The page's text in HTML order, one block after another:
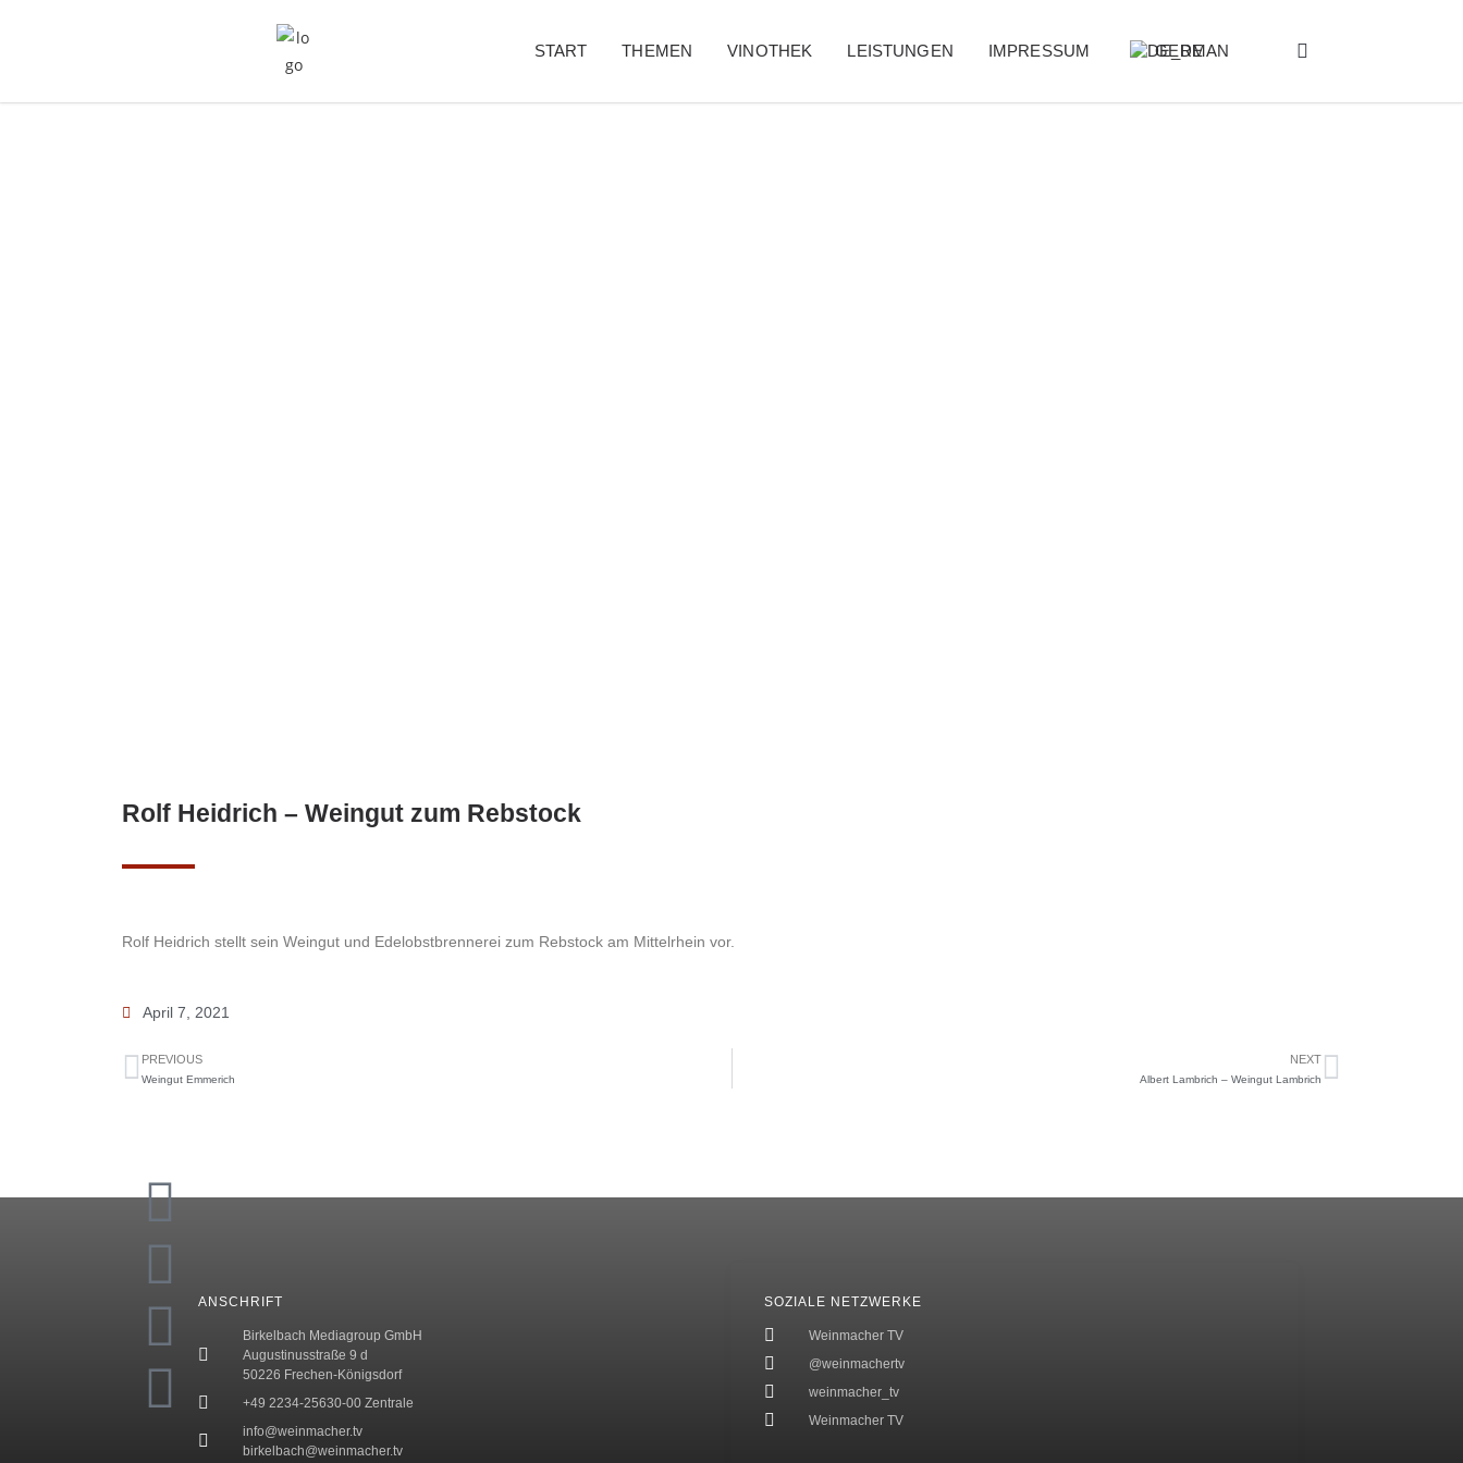
START THEMEN VINOTHEK LEISTUNGEN IMPRESSUM GERMAN
Rolf Heidrich – Weingut zum Rebstock
Rolf Heidrich stellt sein Weingut und Edelobstbrennerei zum Rebstock am Mittelrhein vor.
April 7, 2021
PREVIOUS
Weingut Emmerich
NEXT
Albert Lambrich – Weingut Lambrich
ANSCHRIFT
Birkelbach Mediagroup GmbH
Augustinusstraße 9 d
50226 Frechen-Königsdorf
+49 2234-25630-00 Zentrale
info@weinmacher.tv
birkelbach@weinmacher.tv
SOZIALE NETZWERKE
Weinmacher TV
@weinmachertv
weinmacher_tv
Weinmacher TV